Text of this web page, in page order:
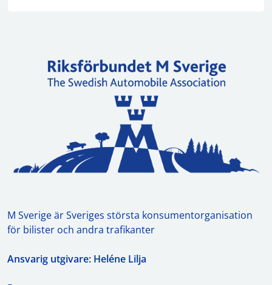
M Sverige är Sveriges största konsumentorganisation
för bilister och andra trafikanter
Ansvarig utgivare: Heléne Lilja